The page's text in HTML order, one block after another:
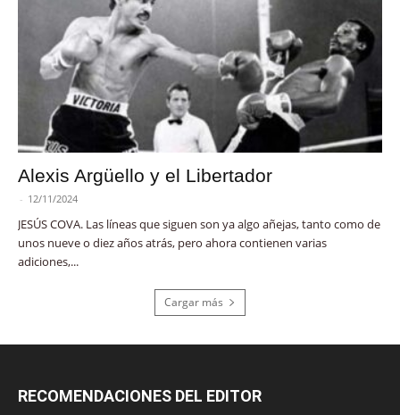
Alexis Argüello y el Libertador
- 12/11/2024
JESÚS COVA. Las líneas que siguen son ya algo añejas, tanto como de
unos nueve o diez años atrás, pero ahora contienen varias
adiciones,...
Cargar más
RECOMENDACIONES DEL EDITOR